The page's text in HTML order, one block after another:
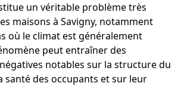
un véritable problème très
maisons à Savigny, notamment
où le climat est généralement
peut entraîner des
notables sur la structure du
santé des occupants et sur leur